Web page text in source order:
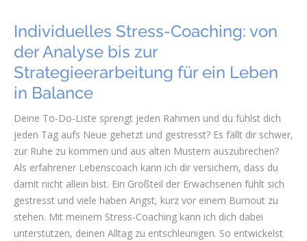
Individuelles Stress-Coaching: von
der Analyse bis zur
Strategieerarbeitung für ein Leben
in Balance
Deine To-Do-Liste sprengt jeden Rahmen und du fühlst dich
jeden Tag aufs Neue gehetzt und gestresst? Es fällt dir schwer,
zur Ruhe zu kommen und aus alten Mustern auszubrechen?
Als erfahrener Lebenscoach kann ich dir versichern, dass du
damit nicht allein bist. Ein Großteil der Erwachsenen fühlt sich
gestresst und viele haben Angst, kurz vor einem Burnout zu
stehen. Mit meinem Stress-Coaching kann ich dich dabei
unterstützen, deinen Alltag zu entschleunigen. So entwickelst